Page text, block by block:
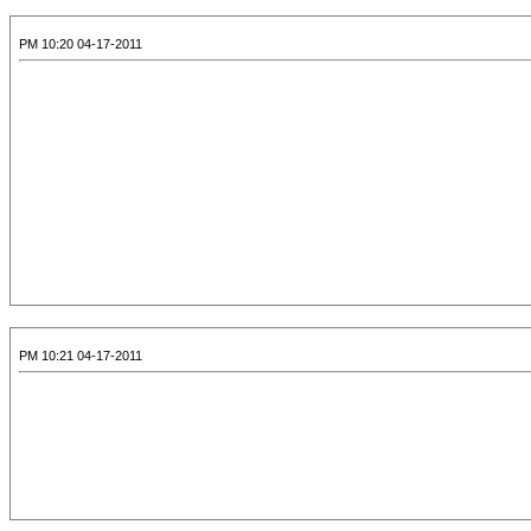
04-17-2011 10:20 PM
04-17-2011 10:21 PM